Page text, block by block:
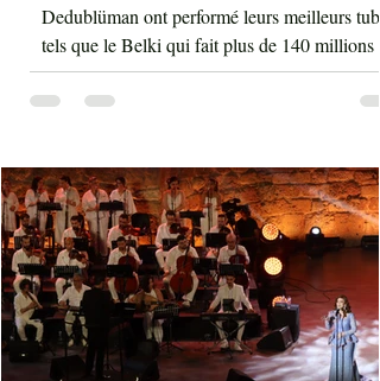
Hammamet
Guidé par le chef du groupe Mustafa Yavuz,
Dedublüman ont performé leurs meilleurs
font la gloire mondiale actuelle de cette bande.
musique de Dedublüman reflète bel et bien
l'identité turque, trouvant harmonieusement sa
place entre les civilisations orientale et
occidentale. Le son de la clarinette est à
d'un cri d'un loup sur les montagnes.
Dédublüm